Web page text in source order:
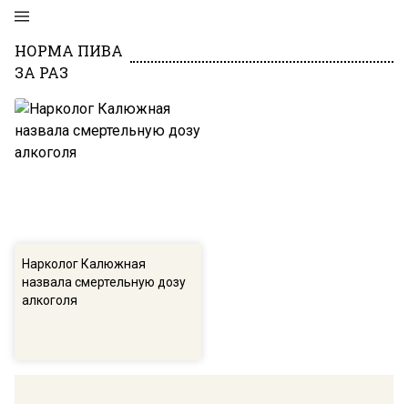
НОРМА ПИВА
ЗА РАЗ
Нарколог Калюжная
назвала смертельную дозу
алкоголя